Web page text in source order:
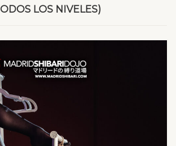
LOS NIVELES)